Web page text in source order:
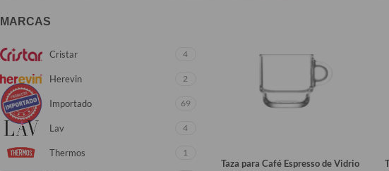
MARCAS
Cristar 4
Herevin 2
Importado 69
Lav 4
Thermos 1
Taza para Café Espresso de Vidrio